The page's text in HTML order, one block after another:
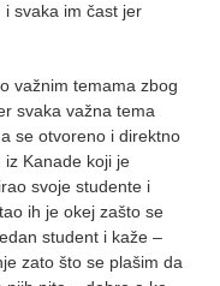
i svaka im čast jer
važnim temama zbog
svaka važna tema
se otvoreno i direktno
Kanade koji je
svoje studente i
ih je okej zašto se
student i kaže –
zato što se plašim da